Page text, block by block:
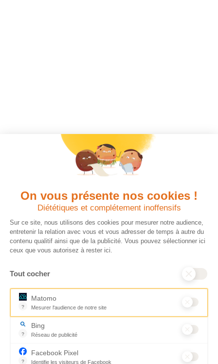
On vous présente nos cookies !
Diététiques et complétement inoffensifs
Sur ce site, nous utilisons des cookies pour mesurer notre audience,
entretenir la relation avec vous et vous adresser de temps à autre du
contenu qualitif ainsi que de la publicité. Vous pouvez sélectionner ici
ceux que vous autorisez à rester ici.
Tout cocher
?
Matomo
Mesurer l'audience de notre site
Outil analytique (alternative à Google Analytics) collectant des
?
Bing
Réseau de publicité
?
Facebook Pixel
Identifie les visiteurs de Facebook